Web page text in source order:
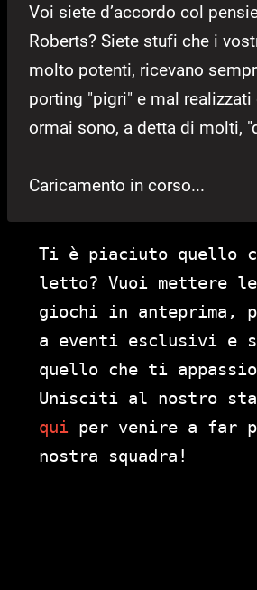
Voi siete d’accordo col
Roberts? Siete stufi che i
molto potenti, ricevano
porting "pigri" e mal
ormai sono, a detta di molti,
Caricamento in corso...
Ti è piaciuto quello
letto? Vuoi mettere le
giochi in anteprima,
a eventi esclusivi e
quello che ti
Unisciti al nostro
qui per venire a far
nostra squadra!